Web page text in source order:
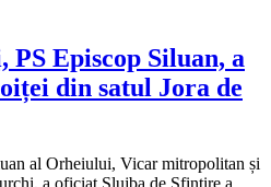
Episcop Siluan, a
din satul Jora de
al Orheiului, Vicar mitropolitan și
a oficiat Slujba de Sfințire a